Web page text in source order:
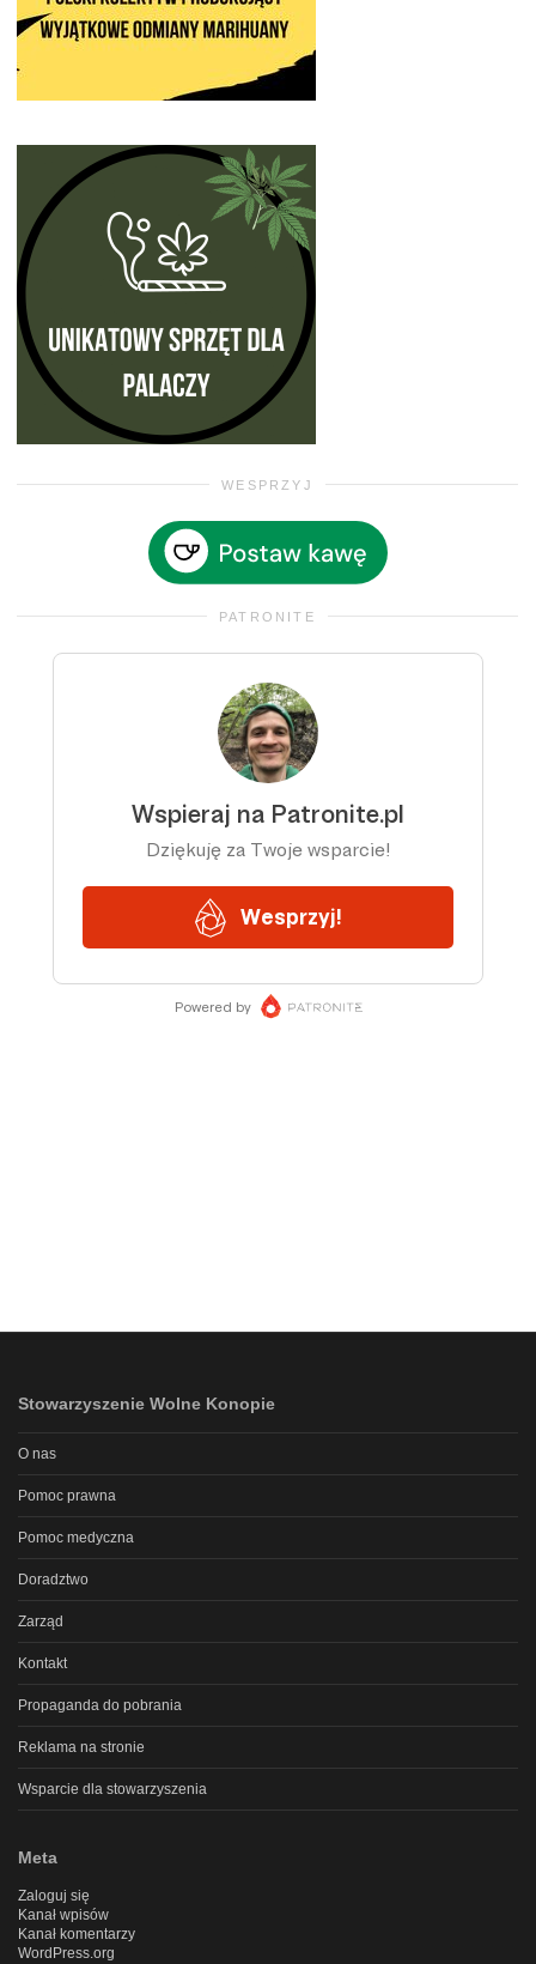
WESPRZYJ
PATRONITE
Stowarzyszenie Wolne Konopie
O nas
Pomoc prawna
Pomoc medyczna
Doradztwo
Zarząd
Kontakt
Propaganda do pobrania
Reklama na stronie
Wsparcie dla stowarzyszenia
Meta
Zaloguj się
Kanał wpisów
Kanał komentarzy
WordPress.org